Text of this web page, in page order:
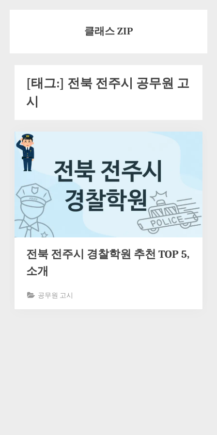
클래스 ZIP
[태그:] 전북 전주시 공무원 고
시
전북 전주시 경찰학원 추천 TOP 5,
소개
공무원 고시